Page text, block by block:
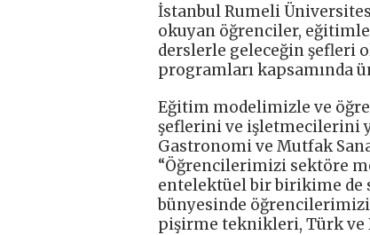
İstanbul Rumeli
okuyan öğrenciler,
derslerle geleceğin şefleri
programları kapsamında
Eğitim modelimizle ve
şeflerini ve işletmecilerini
Gastronomi ve Mutfak
“Öğrencilerimizi sektöre
entelektüel bir birikime de
bünyesinde
pişirme teknikleri, Türk ve